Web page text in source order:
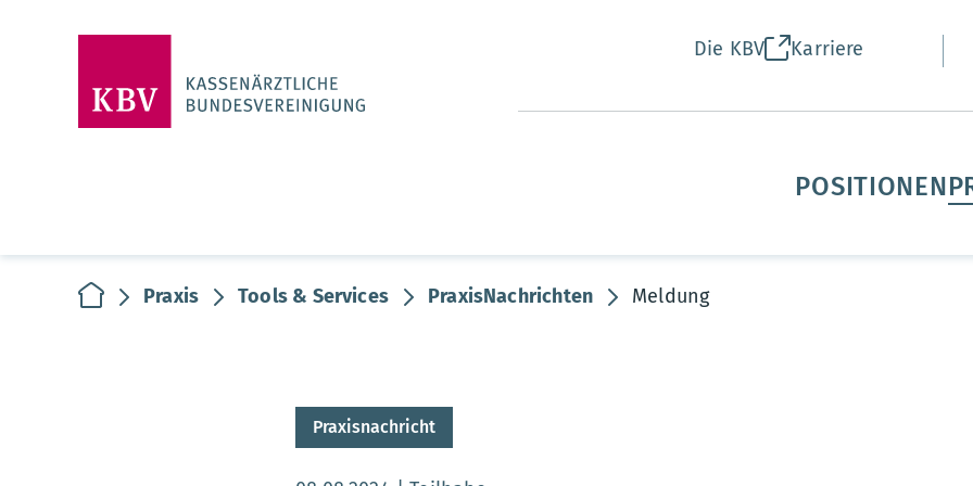
Die KBV Karriere
POSITIONEN
zur Startseite
Praxis Tools & Services PraxisNachrichten Meldung
Praxisnachricht